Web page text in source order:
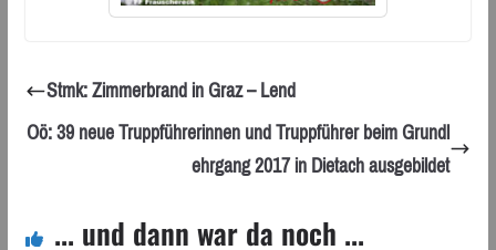
Stmk: Zimmerbrand in Graz – Lend
Oö: 39 neue Truppführerinnen und Truppführer beim Grundl
ehrgang 2017 in Dietach ausgebildet
... und dann war da noch ...